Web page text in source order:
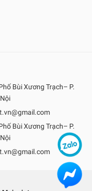
Bùi Xương Trạch– P.
Bùi Xương Trạch– P.